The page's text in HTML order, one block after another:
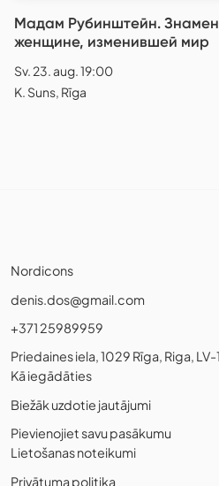
Мадам Рубинштейн.
женщине, изменившей мир
Sv. 23. aug. 19:00
K. Suns, Rīga
Nordicons
denis.dos@gmail.com
+371 25989959
Priedaines iela, 1029 Rīga, Riga,
Kā iegādāties
Biežāk uzdotie jautājumi
Pievienojiet savu pasākumu
Lietošanas noteikumi
Privātuma politika